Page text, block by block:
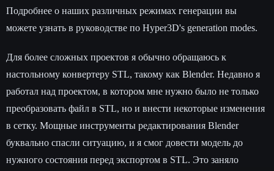
Подробнее о наших различных режимах генерации вы
можете узнать в руководстве по Hyper3D's generation modes.
Для более сложных проектов я обычно обращаюсь к
настольному конвертеру STL, такому как Blender. Недавно я
работал над проектом, в котором мне нужно было не только
преобразовать файл в STL, но и внести некоторые изменения
в сетку. Мощные инструменты редактирования Blender
буквально спасли ситуацию, и я смог довести модель до
нужного состояния перед экспортом в STL. Это заняло